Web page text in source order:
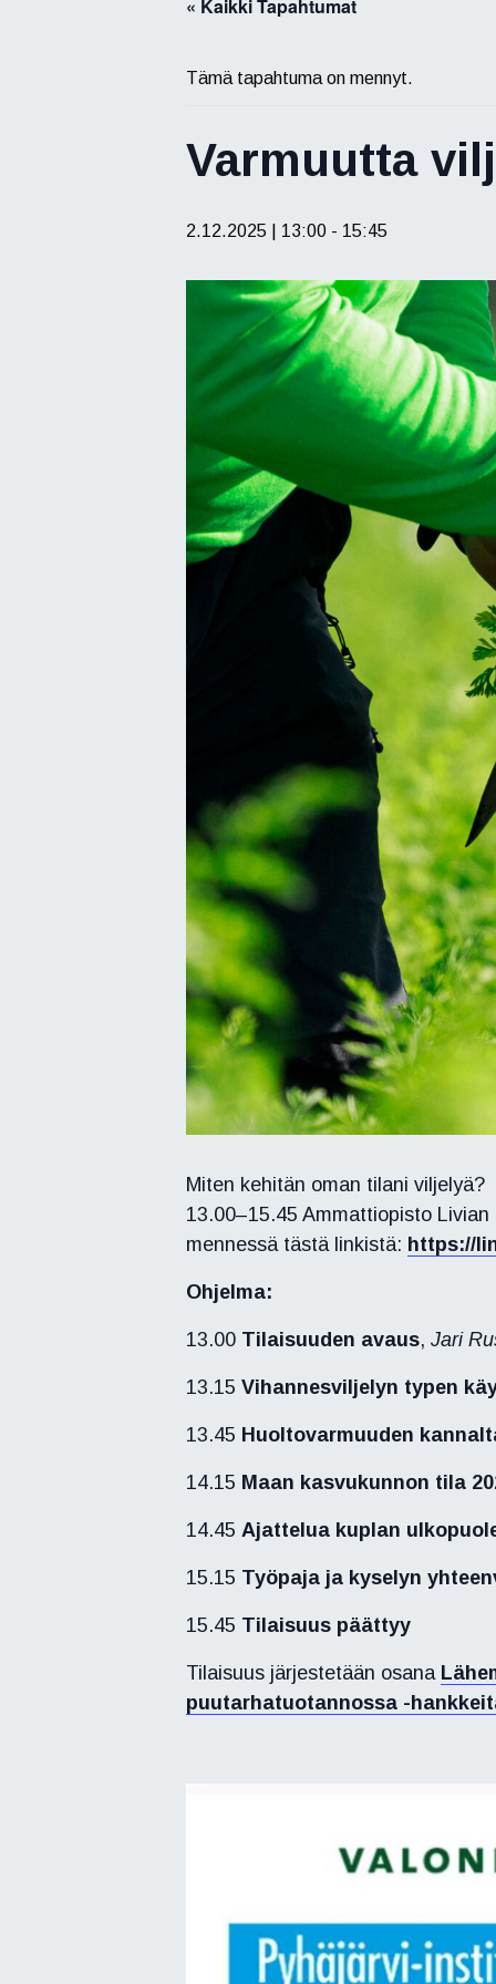
« Kaikki Tapahtumat
Tämä tapahtuma on mennyt.
Varmuutta
2.12.2025 | 13:00 - 15:45
Miten kehitän oman tilani
13.00–15.45 Ammattiopisto
mennessä tästä linkistä: https://
Ohjelma:
13.00 Tilaisuuden avaus, Jari
13.15 Vihannesviljelyn typen
13.45 Huoltovarmuuden
14.15 Maan kasvukunnon tila
14.45 Ajattelua kuplan
15.15 Työpaja ja kyselyn
15.45 Tilaisuus päättyy
Tilaisuus järjestetään osana
puutarhatuotannossa -